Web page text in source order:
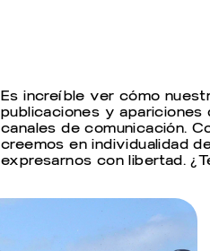
Es increíble ver cómo
publicaciones y
canales de comunicación.
creemos en individualidad
expresarnos con libertad.